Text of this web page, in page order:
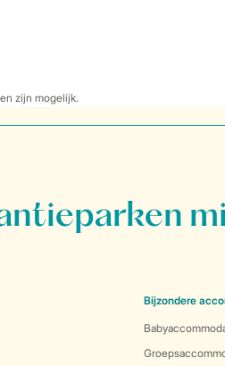
zijn mogelijk.
Bijzondere